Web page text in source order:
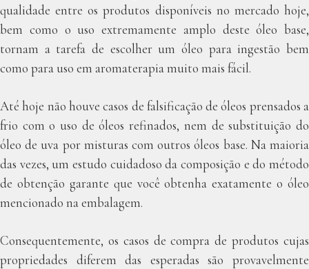
qualidade entre os produtos disponíveis no mercado hoje,
bem como o uso extremamente amplo deste óleo base,
tornam a tarefa de escolher um óleo para ingestão bem
como para uso em aromaterapia muito mais fácil.
Até hoje não houve casos de falsificação de óleos prensados a
frio com o uso de óleos refinados, nem de substituição do
óleo de uva por misturas com outros óleos base. Na maioria
das vezes, um estudo cuidadoso da composição e do método
de obtenção garante que você obtenha exatamente o óleo
mencionado na embalagem.
Consequentemente, os casos de compra de produtos cujas
propriedades diferem das esperadas são provavelmente